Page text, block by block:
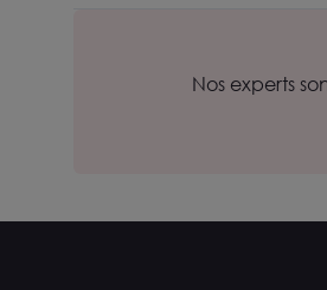
Nos experts